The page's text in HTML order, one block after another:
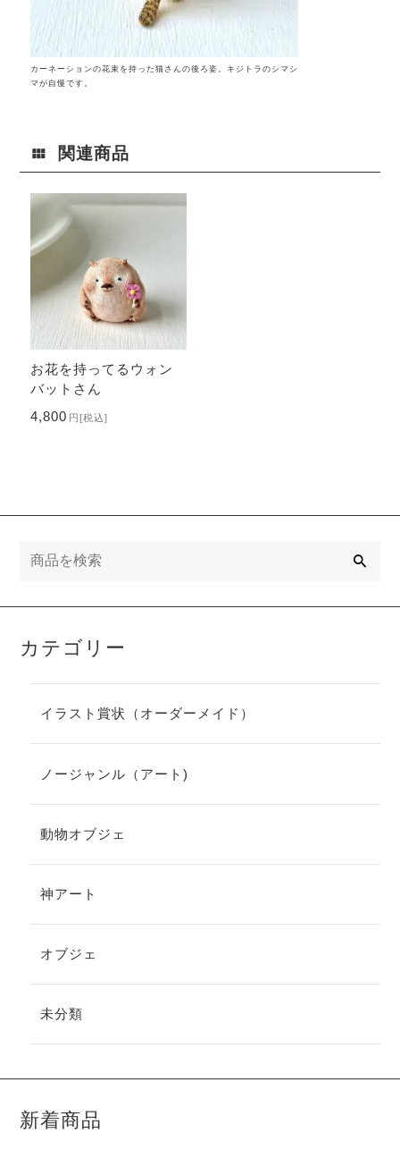
カーネーションの花束を持った猫さんの後ろ姿。キジトラのシマシ
マが自慢です。
関連商品
お花を持ってるウォン
バットさん
4,800 円 [税込]
カテゴリー
イラスト賞状（オーダーメイド）
ノージャンル（アート)
動物オブジェ
神アート
オブジェ
未分類
新着商品